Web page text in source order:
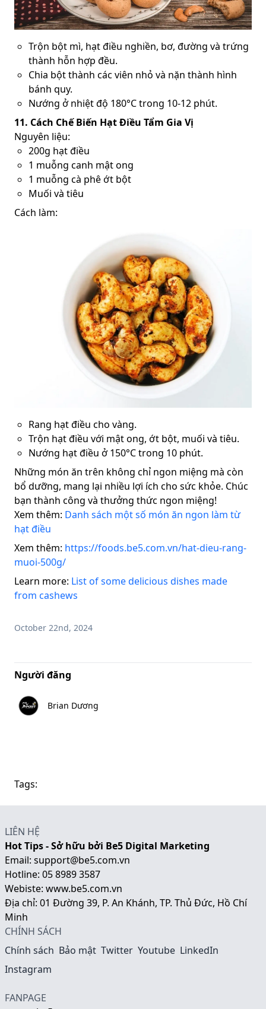
Trộn bột mì, hạt điều nghiền, bơ, đường và trứng
thành hỗn hợp đều.
Chia bột thành các viên nhỏ và nặn thành hình
bánh quy.
Nướng ở nhiệt độ 180°C trong 10-12 phút.
11. Cách Chế Biến Hạt Điều Tẩm Gia Vị
Nguyên liệu:
200g hạt điều
1 muỗng canh mật ong
1 muỗng cà phê ớt bột
Muối và tiêu
Cách làm:
Rang hạt điều cho vàng.
Trộn hạt điều với mật ong, ớt bột, muối và tiêu.
Nướng hạt điều ở 150°C trong 10 phút.
Những món ăn trên không chỉ ngon miệng mà còn
bổ dưỡng, mang lại nhiều lợi ích cho sức khỏe. Chúc
bạn thành công và thưởng thức ngon miệng!
Xem thêm: Danh sách một số món ăn ngon làm từ
hạt điều
Xem thêm: https://foods.be5.com.vn/hat-dieu-rang-
muoi-500g/
Learn more: List of some delicious dishes made
from cashews
October 22nd, 2024
Người đăng
Brian Dương
Tags:
LIÊN HỆ
Hot Tips - Sở hữu bởi Be5 Digital Marketing
Email: support@be5.com.vn
Hotline: 05 8989 3587
Webiste: www.be5.com.vn
Địa chỉ: 01 Đường 39, P. An Khánh, TP. Thủ Đức, Hồ Chí
Minh
CHÍNH SÁCH
Chính sách Bảo mật Twitter Youtube LinkedIn
Instagram
FANPAGE